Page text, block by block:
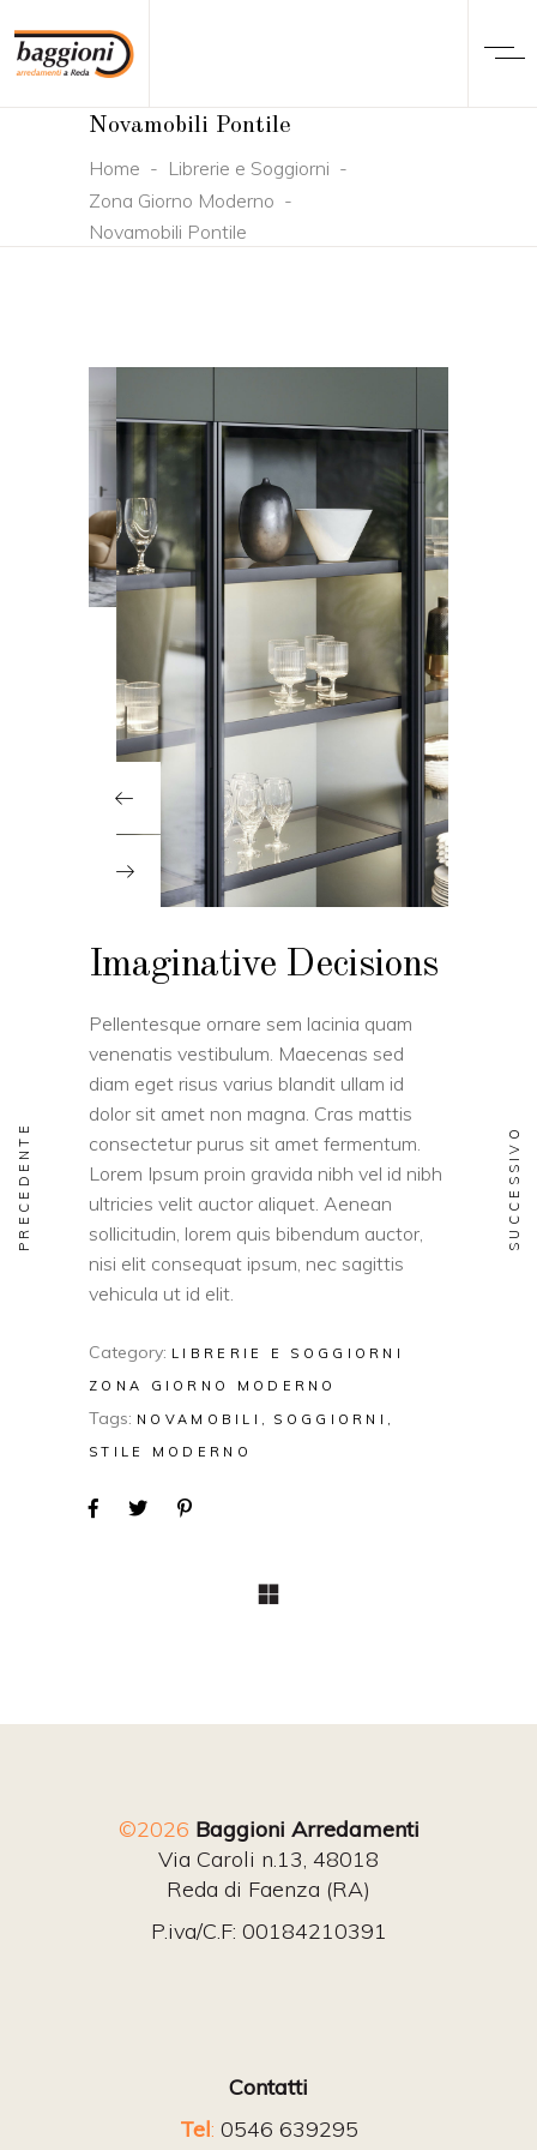
Novamobili Pontile
Home - Librerie e Soggiorni -
Zona Giorno Moderno -
Novamobili Pontile
Imaginative Decisions
Pellentesque ornare sem lacinia quam
venenatis vestibulum. Maecenas sed
diam eget risus varius blandit ullam id
dolor sit amet non magna. Cras mattis
consectetur purus sit amet fermentum.
Lorem Ipsum proin gravida nibh vel id nibh
ultricies velit auctor aliquet. Aenean
sollicitudin, lorem quis bibendum auctor,
nisi elit consequat ipsum, nec sagittis
vehicula ut id elit.
Category: LIBRERIE E SOGGIORNI
ZONA GIORNO MODERNO
Tags: NOVAMOBILI
SOGGIORNI
STILE MODERNO
PRECEDENTE SUCCESSIVO
©2026 Baggioni Arredamenti
Via Caroli n.13, 48018
Reda di Faenza (RA)
P.iva/C.F: 00184210391
Contatti
Tel: 0546 639295